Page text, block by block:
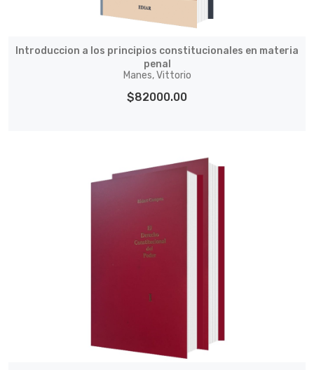
Introduccion a los principios constitucionales en materia
penal
Manes, Vittorio
$82000.00